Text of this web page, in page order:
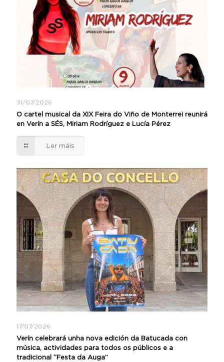
31/07/2026
O cartel musical da XIX Feira do Viño de Monterrei reunirá
en Verín a SÉS, Miriam Rodríguez e Lucía Pérez
Ler máis
17/07/2026
Verín celebrará unha nova edición da Batucada con
música, actividades para todos os públicos e a
tradicional “Festa da Auga”